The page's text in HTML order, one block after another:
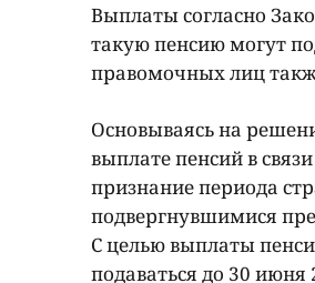
Выплаты согласно
такую пенсию могут
правомочных лиц
Основываясь на
выплате пенсий в
признание периода
подвергнувшимися
С целью выплаты
подаваться до 30 июня